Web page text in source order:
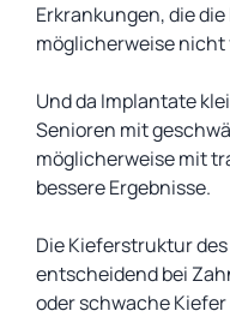
Erkrankungen, die
möglicherweise
Und da Implantate
Senioren mit
möglicherweise mit
bessere Ergebnisse.
Die Kieferstruktur
entscheidend bei
oder schwache